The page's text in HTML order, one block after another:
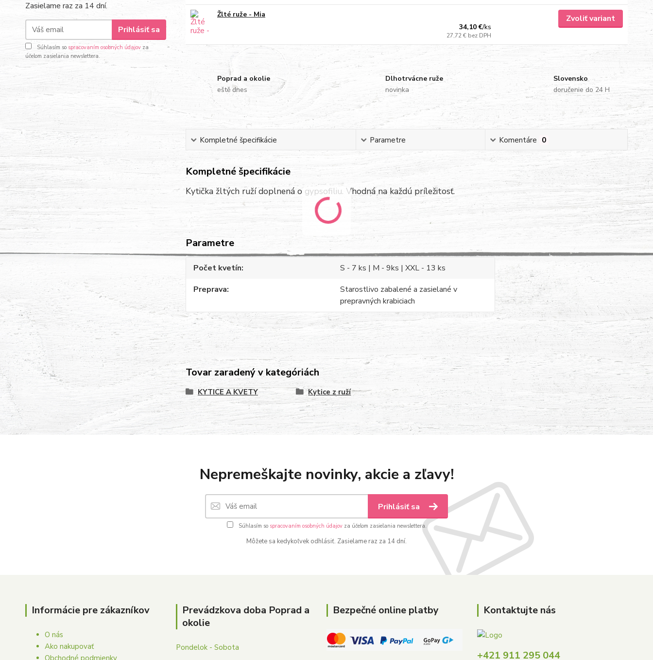
Zasielame raz za 14 dní.
Prihlásiť sa
Súhlasím so spracovaním osobných údajov za
účelom zasielania newslettera.
Žlté ruže - Mia
34,10 €/ks
27,72 € bez DPH
Zvoliť variant
Poprad a okolie
eště dnes
Dlhotrvácne ruže
novinka
Slovensko
doručenie do 24 H
Kompletné špecifikácie Parametre Komentáre 0
Kompletné špecifikácie
Kytička žltých ruží doplnená o gypsofiliu. Vhodná na každú príležitosť.
Parametre
Počet kvetín
S - 7 ks | M - 9ks | XXL - 13 ks
Preprava
Starostlivo zabalené a zasielané v
prepravných krabiciach
Tovar zaradený v kategóriách
KYTICE A KVETY Kytice z ruží
Nepremeškajte novinky, akcie a zľavy!
Prihlásiť sa
Súhlasím so spracovaním osobných údajovza účelom zasielania newslettera.
Môžete sa kedykoľvek odhlásiť. Zasielame raz za 14 dní.
Informácie pre zákazníkov
O nás
Ako nakupovať
Obchodné podmienky
Prevádzkova doba Poprad a
okolie
Pondelok - Sobota
Bezpečné online platby Kontaktujte nás
+421 911 295 044